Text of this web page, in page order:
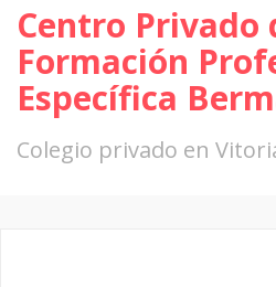
Centro Privado
Formación
Específica
Colegio privado en